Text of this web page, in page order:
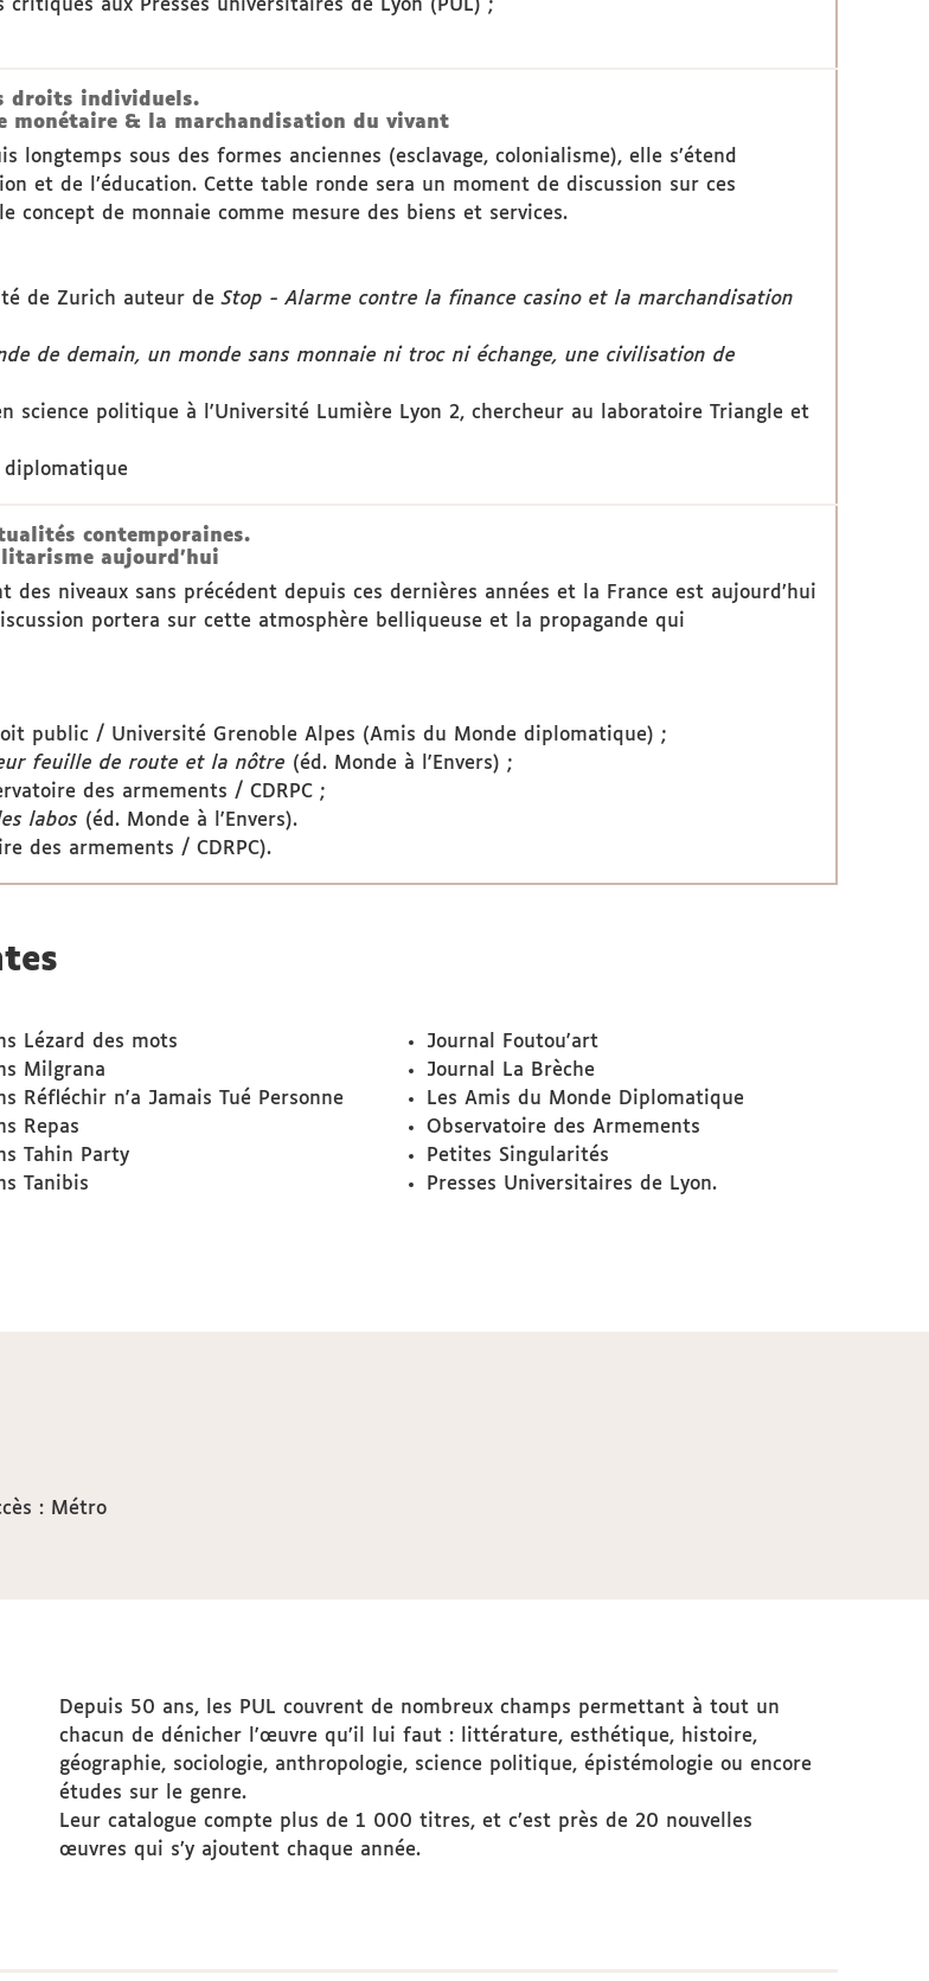
aux Presses universitaires de Lyon (PUL) ;
droits individuels.
monétaire & la marchandisation du vivant
longtemps sous des formes anciennes (esclavage, colonialisme), elle s’étend
et de l’éducation. Cette table ronde sera un moment de discussion sur ces
concept de monnaie comme mesure des biens et services.
de Zurich auteur deStop - Alarme contre la finance casino et la marchandisation
de demain, un monde sans monnaie ni troc ni échange, une civilisation de
science politique à l'Université Lumière Lyon 2, chercheur au laboratoire Triangle et
contemporaines.
aujourd'hui
niveaux sans précédent depuis ces dernières années et la France est aujourd’hui
portera sur cette atmosphère belliqueuse et la propagande qui
public / Université Grenoble Alpes (Amis du Monde diplomatique) ;
feuille de route et la nôtre (éd. Monde à l'Envers) ;
des armements / CDRPC ;
labos (éd. Monde à l'Envers).
des armements / CDRPC).
Lézard des mots
Milgrana
Réfléchir n'a Jamais Tué Personne
Repas
Tahin Party
Tanibis
Journal Foutou'art
Journal La Brèche
Les Amis du Monde Diplomatique
Observatoire des Armements
Petites Singularités
Presses Universitaires de Lyon.
: Métro
Depuis 50 ans, les PUL couvrent de nombreux champs permettant à tout un
chacun de dénicher l'œuvre qu’il lui faut : littérature, esthétique, histoire,
géographie, sociologie, anthropologie, science politique, épistémologie ou encore
études sur le genre.
Leur catalogue compte plus de 1 000 titres, et c’est près de 20 nouvelles
œuvres qui s’y ajoutent chaque année.